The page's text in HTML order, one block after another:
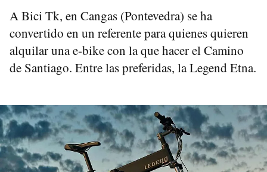
A Bici Tk, en Cangas (Pontevedra) se ha
convertido en un referente para quienes quieren
alquilar una e-bike con la que hacer el Camino
de Santiago. Entre las preferidas, la Legend Etna.